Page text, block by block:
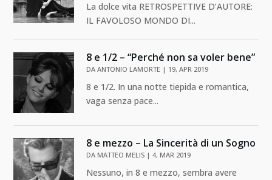
La dolce vita RETROSPETTIVE D’AUTORE:
IL FAVOLOSO MONDO DI...
8 e 1/2 – “Perché non sa voler bene”
DAANTONIO LAMORTE | 19, APR 2019
8 e 1/2. In una notte tiepida e romantica,
vaga senza pace...
8 e mezzo – La Sincerità di un Sogno
DA MATTEO MELIS |4, MAR 2019
Nessuno, in 8 e mezzo, sembra avere